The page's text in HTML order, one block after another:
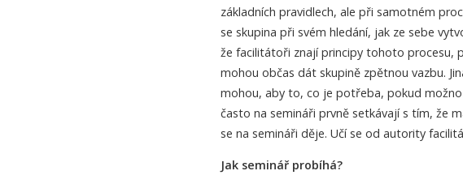
základních pravidlech, ale při samotném
se skupina při svém hledání, jak ze sebe
že facilitátoři znají principy tohoto procesu,
mohou občas dát skupině zpětnou vazbu.
mohou, aby to, co je potřeba, pokud
často na semináři prvně setkávají s tím, že
se na semináři děje. Učí se od autority
Jak seminář probíhá?